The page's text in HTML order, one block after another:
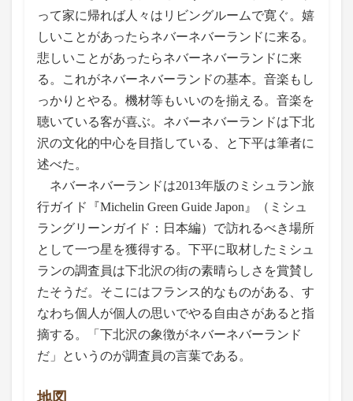
って家に帰れば人々はリビングルームで寛ぐ。嬉
しいことがあったらネバーネバーランドに来る。
悲しいことがあったらネバーネバーランドに来
る。これがネバーネバーランドの基本。音楽もし
っかりとやる。機材等もいいのを揃える。音楽を
聴いている客が喜ぶ。ネバーネバーランドは下北
沢の文化的中心を目指している、と下平は筆者に
述べた。
ネバーネバーランドは2013年版のミシュラン旅
行ガイド『Michelin Green Guide Japon』（ミシュ
ラングリーンガイド：日本編）で訪れるべき場所
として一つ星を獲得する。下平に取材したミシュ
ランの調査員は下北沢の街の素晴らしさを賞賛し
たそうだ。そこにはフランス的なものがある、す
なわち個人が個人の思いでやる自由さがあると指
摘する。「下北沢の象徴がネバーネバーランド
だ」というのが調査員の言葉である。
地図